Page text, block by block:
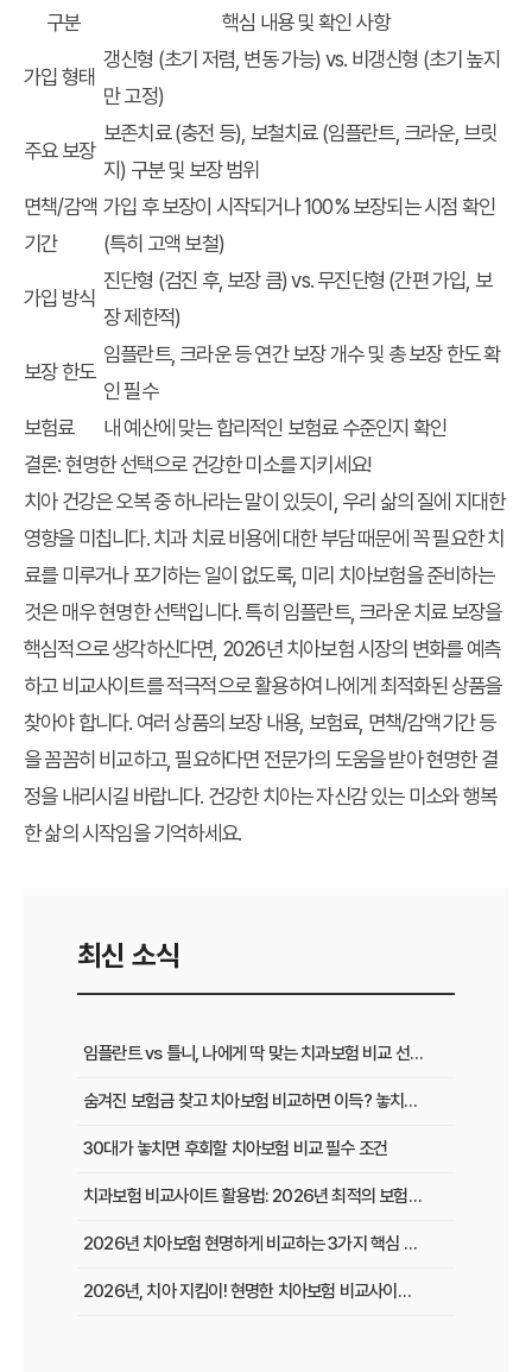
구분
핵심 내용 및 확인 사항
가입 형태
갱신형 (초기 저렴, 변동 가능) vs. 비갱신형 (초기 높지
만 고정)
주요 보장
보존치료 (충전 등), 보철치료 (임플란트, 크라운, 브릿
지) 구분 및 보장 범위
면책/감액
기간
가입 후 보장이 시작되거나 100% 보장되는 시점 확인
(특히 고액 보철)
가입 방식
진단형 (검진 후, 보장 큼) vs. 무진단형 (간편 가입, 보
장 제한적)
보장 한도
임플란트, 크라운 등 연간 보장 개수 및 총 보장 한도 확
인 필수
보험료
내 예산에 맞는 합리적인 보험료 수준인지 확인
결론: 현명한 선택으로 건강한 미소를 지키세요!
치아 건강은 오복 중 하나라는 말이 있듯이, 우리 삶의 질에 지대한
영향을 미칩니다. 치과 치료 비용에 대한 부담 때문에 꼭 필요한 치
료를 미루거나 포기하는 일이 없도록, 미리 치아보험을 준비하는
것은 매우 현명한 선택입니다. 특히 임플란트, 크라운 치료 보장을
핵심적으로 생각하신다면, 2026년 치아보험 시장의 변화를 예측
하고 비교사이트를 적극적으로 활용하여 나에게 최적화된 상품을
찾아야 합니다. 여러 상품의 보장 내용, 보험료, 면책/감액기간 등
을 꼼꼼히 비교하고, 필요하다면 전문가의 도움을 받아 현명한 결
정을 내리시길 바랍니다. 건강한 치아는 자신감 있는 미소와 행복
한 삶의 시작임을 기억하세요.
최신 소식
임플란트 vs 틀니, 나에게 딱 맞는 치과보험 비교 선택 가이드
숨겨진 보험금 찾고 치아보험 비교하면 이득? 놓치면 후회하는 꿀팁
30대가 놓치면 후회할 치아보험 비교 필수 조건
치과보험 비교사이트 활용법: 2026년 최적의 보험 똑똑하게 선택하는 방법
2026년 치아보험 현명하게 비교하는 3가지 핵심 전략
2026년, 치아 지킴이! 현명한 치아보험 비교사이트 선택 노하우